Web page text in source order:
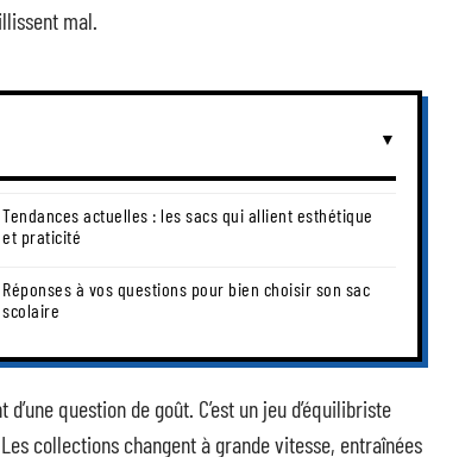
mal.
Tendances actuelles : les sacs qui allient esthétique
et praticité
Réponses à vos questions pour bien choisir son sac
scolaire
question de goût. C’est un jeu d’équilibriste
collections changent à grande vitesse, entraînées